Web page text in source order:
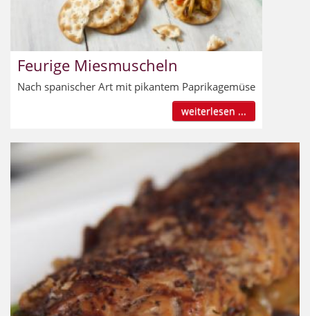
Feurige Miesmuscheln
Nach spanischer Art mit pikantem Paprikagemüse
weiterlesen ...